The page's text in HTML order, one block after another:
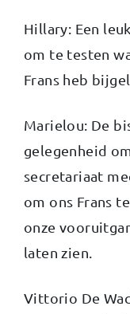
Hillary: Een
om te testen
Frans heb
Marielou: De
gelegenheid
secretariaat
om ons Frans
onze
laten zien.
Vittorio De